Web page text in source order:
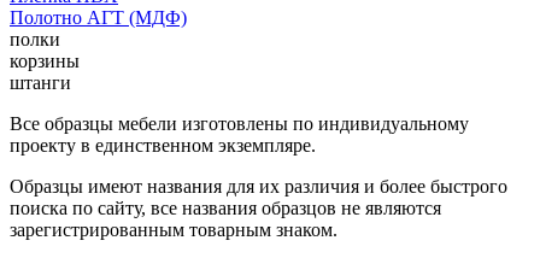
Полотно АГТ (МДФ)
полки
корзины
штанги
Все образцы мебели изготовлены по индивидуальному
проекту в единственном экземпляре.
Образцы имеют названия для их различия и более быстрого
поиска по сайту, все названия образцов не являются
зарегистрированным товарным знаком.